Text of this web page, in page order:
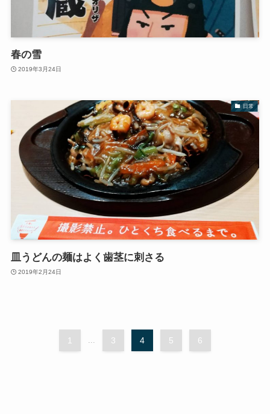
春の雪
2019年3月24日
日常
皿うどんの麺はよく歯茎に刺さる
2019年2月24日
1 ... 3 4 5 6